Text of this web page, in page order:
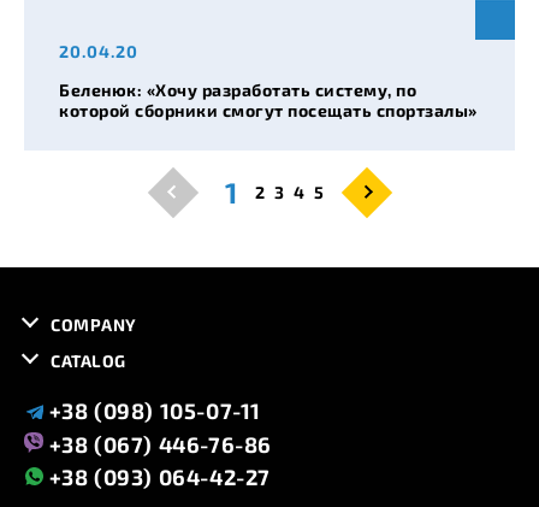
20.04.20
Беленюк: «Хочу разработать систему, по
которой сборники смогут посещать спортзалы»
1 2 3 4 5
COMPANY
CATALOG
+38 (098) 105-07-11
+38 (067) 446-76-86
+38 (093) 064-42-27